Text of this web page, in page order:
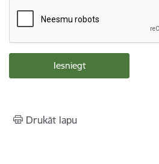
Drukāt lapu